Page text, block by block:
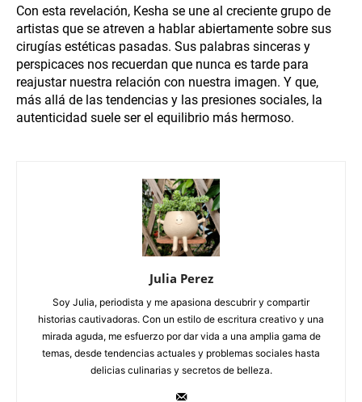
Con esta revelación, Kesha se une al creciente grupo de
artistas que se atreven a hablar abiertamente sobre sus
cirugías estéticas pasadas. Sus palabras sinceras y
perspicaces nos recuerdan que nunca es tarde para
reajustar nuestra relación con nuestra imagen. Y que,
más allá de las tendencias y las presiones sociales, la
autenticidad suele ser el equilibrio más hermoso.
Julia Perez
Soy Julia, periodista y me apasiona descubrir y compartir
historias cautivadoras. Con un estilo de escritura creativo y una
mirada aguda, me esfuerzo por dar vida a una amplia gama de
temas, desde tendencias actuales y problemas sociales hasta
delicias culinarias y secretos de belleza.